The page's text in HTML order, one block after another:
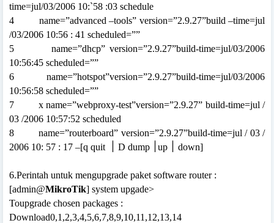
time=jul/03/2006 10:`58 :03 schedule
4
name=”advanced –tools” version=”2.9.27”build –time=jul
/03/2006 10:56 : 41 scheduled=””
5
name=”dhcp” version=”2.9.27”build-time=jul/03/2006
10:56:45 scheduled=””
6
name=”hotspot”version=”2.9.27”build-time=jul/03/2006
10:56:58 scheduled=””
7
x name=”webproxy-test”version=”2.9.27” build-time=jul /
03 /2006 10:57:52 scheduled
8
name=”routerboard” version=”2.9.27”build-time=jul / 03 /
2006 10: 57 : 17 –[q quit
D dump up down]
6.Perintah untuk mengupgrade paket software router :
[admin@MikroTik] system upgade>
Toupgrade chosen packages :
Download0,1,2,3,4,5,6,7,8,9,10,11,12,13,14